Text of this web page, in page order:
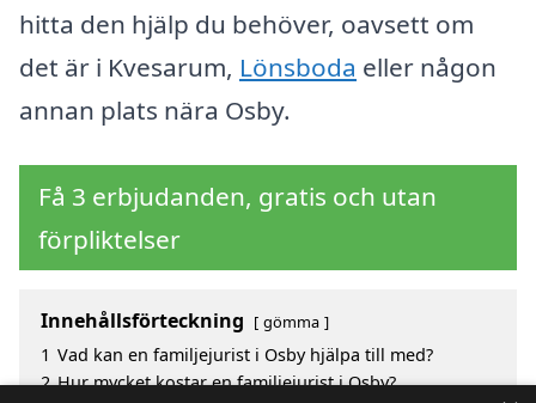
hitta den hjälp du behöver, oavsett om
det är i Kvesarum, Lönsboda eller någon
annan plats nära Osby.
Få 3 erbjudanden, gratis och utan
förpliktelser
Innehållsförteckning gömma
1 Vad kan en familjejurist i Osby hjälpa till med?
2 Hur mycket kostar en familjejurist i Osby?